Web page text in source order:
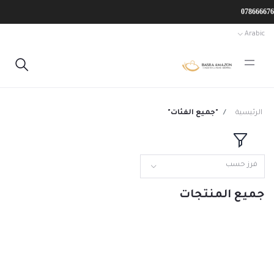
Arabic
الرئيسية "جميع الفئات"
فرز حسب
جميع المنتجات